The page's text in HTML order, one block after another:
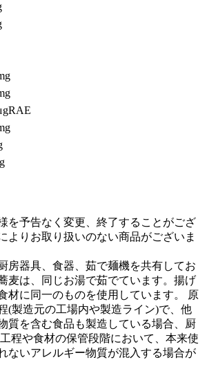
を予告なく変更、終了することがござ
よりお取り扱いのない商品がございま
房器具、食器、茹で麺機を共有してお
麦は、同じお湯で茹でています。揚げ
材に同一のものを使用しています。 原
(製造元の工場内や製造ライン)で、他
質を含む食品も製造している場合、厨
程や食材の保管段階において、本来使
ないアレルギー物質が混入する場合が